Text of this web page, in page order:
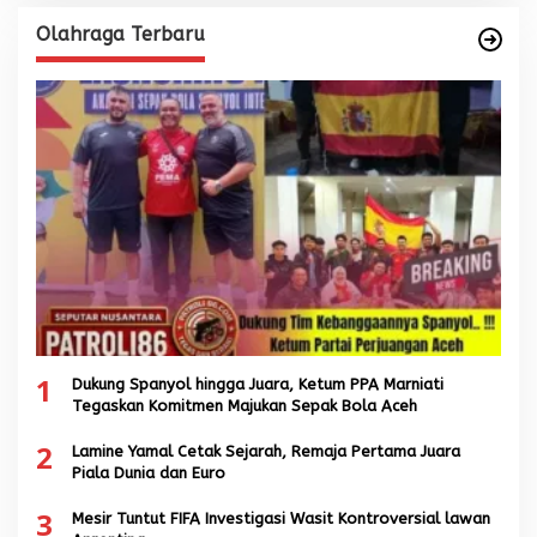
Olahraga Terbaru
1
Dukung Spanyol hingga Juara, Ketum PPA Marniati
Tegaskan Komitmen Majukan Sepak Bola Aceh
2
Lamine Yamal Cetak Sejarah, Remaja Pertama Juara
Piala Dunia dan Euro
3
Mesir Tuntut FIFA Investigasi Wasit Kontroversial lawan